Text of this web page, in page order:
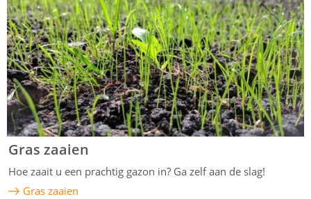
Gras zaaien
Hoe zaait u een prachtig gazon in? Ga zelf aan de slag!
Gras zaaien